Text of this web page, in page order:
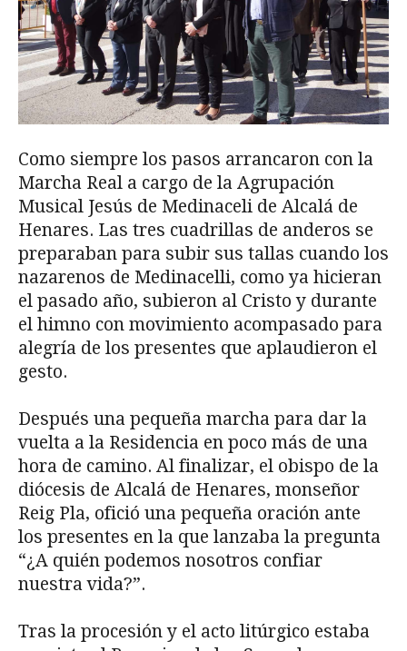
Como siempre los pasos arrancaron con la
Marcha Real a cargo de la Agrupación
Musical Jesús de Medinaceli de Alcalá de
Henares. Las tres cuadrillas de anderos se
preparaban para subir sus tallas cuando los
nazarenos de Medinacelli, como ya hicieran
el pasado año, subieron al Cristo y durante
el himno con movimiento acompasado para
alegría de los presentes que aplaudieron el
gesto.
Después una pequeña marcha para dar la
vuelta a la Residencia en poco más de una
hora de camino. Al finalizar, el obispo de la
diócesis de Alcalá de Henares, monseñor
Reig Pla, ofició una pequeña oración ante
los presentes en la que lanzaba la pregunta
“¿A quién podemos nosotros confiar
nuestra vida?”.
Tras la procesión y el acto litúrgico estaba